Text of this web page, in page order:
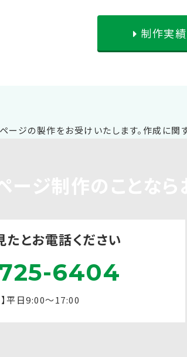
制作実
たとお電話ください
6404
】平日9:00～17:00